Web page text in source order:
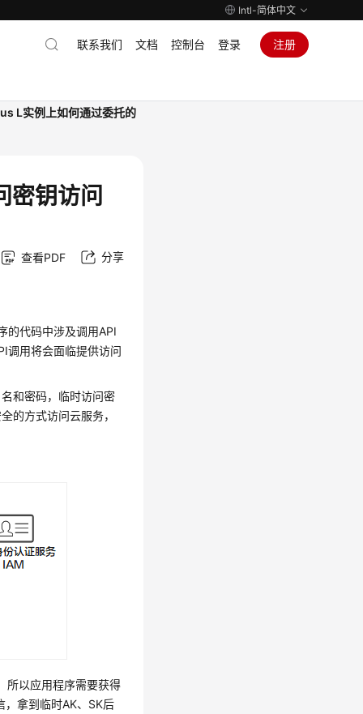
Intl-简体中文
联系我们 文档 控制台 登录 注册
L实例上如何通过委托的
密钥访问
查看PDF 分享
的代码中涉及调用API
调用将会面临提供访问
和密码，临时访问密
的方式访问云服务，
所以应用程序需要获得
，拿到临时AK、SK后